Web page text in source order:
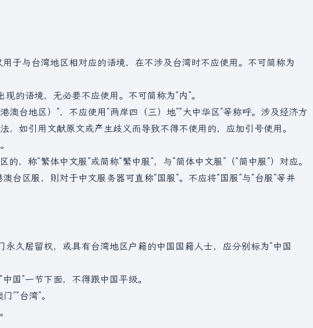
用于与台湾地区相对应的语境，在不涉及台湾时不应使用。不可简称为
的语境，无必要不应使用。不可简称为“内”。
澳台地区）”，不应使用“两岸四（三）地”“大中华区”等称呼。涉及经济方
，如引用文献原文或产生歧义而导致不得不使用的，应加引号使用。
，称“繁体中文服”或简称“繁中服”，与“简体中文服”（“简中服”）对应。
台区服，则对于中文服务器可直称“国服”。不应将“国服”与“台服”等并
永久居留权，或具有台湾地区户籍的中国国籍人士，应分别标为“中国
国”一节下面，不得跟中国平级。
”“台湾”。